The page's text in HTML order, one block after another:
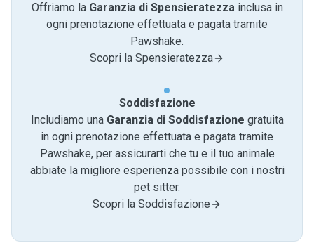
Offriamo la Garanzia di Spensieratezzainclusa in
ogni prenotazione effettuata e pagata tramite
Pawshake.
Scopri la Spensieratezza
Soddisfazione
Includiamo una Garanzia di Soddisfazione gratuita
in ogni prenotazione effettuata e pagata tramite
Pawshake, per assicurarti che tu e il tuo animale
abbiate la migliore esperienza possibile con i nostri
pet sitter.
Scopri la Soddisfazione